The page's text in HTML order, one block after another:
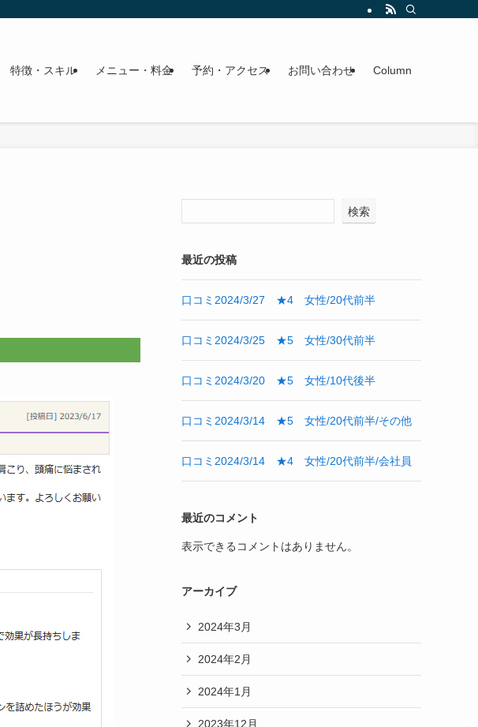
特徴・スキル メニュー・料金 予約・アクセス お問い合わせ Column
検索
最近の投稿
口コミ2024/3/27 ★4 女性/20代前半
口コミ2024/3/25 ★5 女性/30代前半
口コミ2024/3/20 ★5 女性/10代後半
口コミ2024/3/14 ★5 女性/20代前半/その他
口コミ2024/3/14 ★4 女性/20代前半/会社員
最近のコメント
表示できるコメントはありません。
アーカイブ
2024年3月
2024年2月
2024年1月
2023年12月